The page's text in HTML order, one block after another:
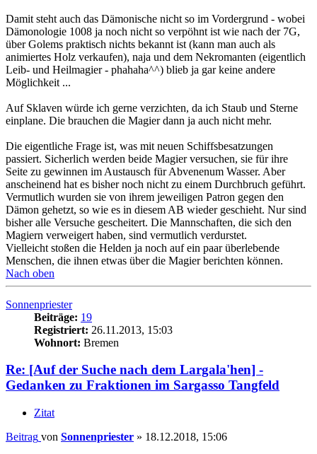
Damit steht auch das Dämonische nicht so im Vordergrund - wobei
Dämonologie 1008 ja noch nicht so verpöhnt ist wie nach der 7G,
über Golems praktisch nichts bekannt ist (kann man auch als
animiertes Holz verkaufen), naja und dem Nekromanten (eigentlich
Leib- und Heilmagier - phahaha^^) blieb ja gar keine andere
Möglichkeit ...
Auf Sklaven würde ich gerne verzichten, da ich Staub und Sterne
einplane. Die brauchen die Magier dann ja auch nicht mehr.
Die eigentliche Frage ist, was mit neuen Schiffsbesatzungen
passiert. Sicherlich werden beide Magier versuchen, sie für ihre
Seite zu gewinnen im Austausch für Abvenenum Wasser. Aber
anscheinend hat es bisher noch nicht zu einem Durchbruch geführt.
Vermutlich wurden sie von ihrem jeweiligen Patron gegen den
Dämon gehetzt, so wie es in diesem AB wieder geschieht. Nur sind
bisher alle Versuche gescheitert. Die Mannschaften, die sich den
Magiern verweigert haben, sind vermutlich verdurstet.
Vielleicht stoßen die Helden ja noch auf ein paar überlebende
Menschen, die ihnen etwas über die Magier berichten können.
Nach oben
Sonnenpriester
Beiträge: 19
Registriert: 26.11.2013, 15:03
Wohnort: Bremen
Re: [Auf der Suche nach dem Largala'hen] -
Gedanken zu Fraktionen im Sargasso Tangfeld
Zitat
Beitrag von Sonnenpriester » 18.12.2018, 15:06